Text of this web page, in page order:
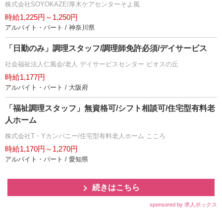
株式会社SOYOKAZE/厚木ケアセンターそよ風
時給1,225円～1,250円
アルバイト・パート / 神奈川県
「日勤のみ」調理スタッフ/調理師免許必須/デイサービス
社会福祉法人仁風会/老人 デイサービスセンター ビオスの丘
時給1,177円
アルバイト・パート / 大阪府
「福祉調理スタッフ」無資格可/シフト相談可/住宅型有料老
人ホーム
株式会社T・Yカンパニー/住宅型有料老人ホーム こころ
時給1,170円～1,270円
アルバイト・パート / 愛知県
続きはこちら
sponsored by 求人ボックス